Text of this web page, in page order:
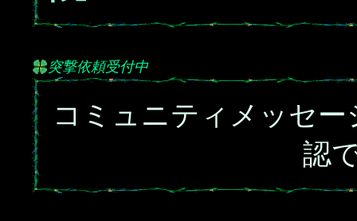
突撃依頼受付中
コミュニティメッセ
認